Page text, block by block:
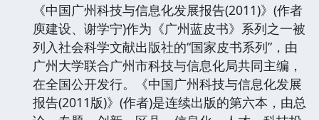
《中国广州科技与信息化发展报告(2011)》(作者
庾建设、谢学宁)作为《广州蓝皮书》系列之一被
列入社会科学文献出版社的“国家皮书系列”，由
广州大学联合广州市科技与信息化局共同主编，
在全国公开发行。《中国广州科技与信息化发展
报告(2011版)》(作者)是连续出版的第六本，由总